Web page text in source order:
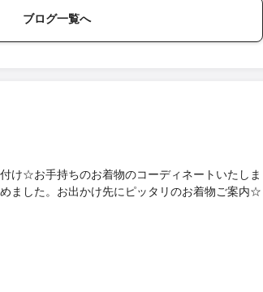
ブログ一覧へ
け☆お手持ちのお着物のコーディネートいたしま
ました。お出かけ先にピッタリのお着物ご案内☆